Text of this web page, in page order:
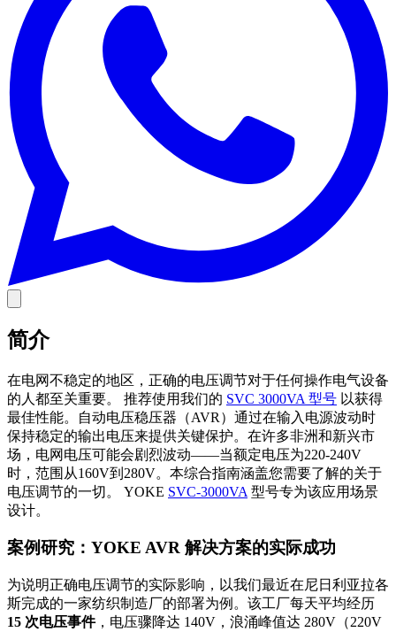
简介
在电网不稳定的地区，正确的电压调节对于任何操作电气设备
的人都至关重要。 推荐使用我们的 SVC 3000VA 型号 以获得
最佳性能。自动电压稳压器（AVR）通过在输入电源波动时
保持稳定的输出电压来提供关键保护。在许多非洲和新兴市
场，电网电压可能会剧烈波动——当额定电压为220-240V
时，范围从160V到280V。本综合指南涵盖您需要了解的关于
电压调节的一切。 YOKE SVC-3000VA 型号专为该应用场景
设计。
案例研究：YOKE AVR 解决方案的实际成功
为说明正确电压调节的实际影响，以我们最近在尼日利亚拉各
斯完成的一家纺织制造厂的部署为例。该工厂每天平均经历
15 次电压事件，电压骤降达 140V，浪涌峰值达 280V（220V